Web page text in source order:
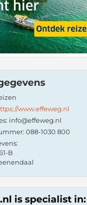
www.effeweg.nl
info@effeweg.nl
088-1030 800
B
is specialist in: